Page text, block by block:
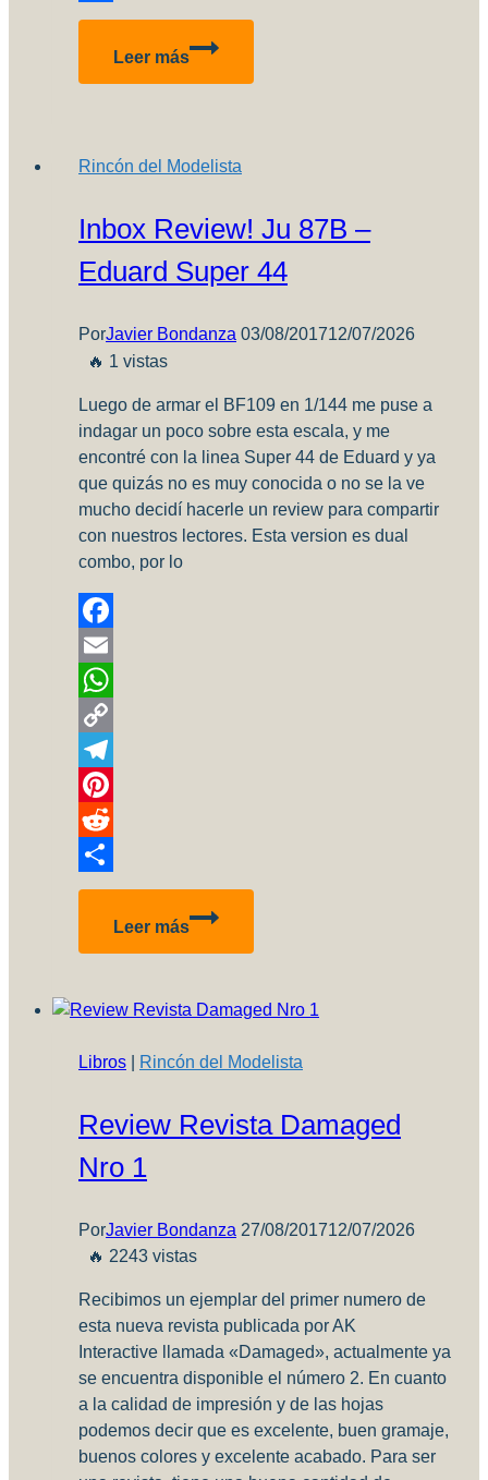
Compartir
Leer más
BF
Model
Efectos
desgastes
Rincón del Modelista
Inbox Review! Ju 87B –
Eduard Super 44
PorJavier Bondanza 03/08/201712/07/2026
🔥 1 vistas
Luego de armar el BF109 en 1/144 me puse a
indagar un poco sobre esta escala, y me
encontré con la linea Super 44 de Eduard y ya
que quizás no es muy conocida o no se la ve
mucho decidí hacerle un review para compartir
con nuestros lectores. Esta version es dual
combo, por lo
Facebook
Email
WhatsApp
Copy
Link
Telegram
Pinterest
Reddit
Compartir
Leer más
Inbox
–
Super
Libros Rincón del Modelista
Review Revista Damaged
Nro 1
PorJavier Bondanza 27/08/201712/07/2026
🔥 2243 vistas
Recibimos un ejemplar del primer numero de
esta nueva revista publicada por AK
Interactive llamada «Damaged», actualmente ya
se encuentra disponible el número 2. En cuanto
a la calidad de impresión y de las hojas
podemos decir que es excelente, buen gramaje,
buenos colores y excelente acabado. Para ser